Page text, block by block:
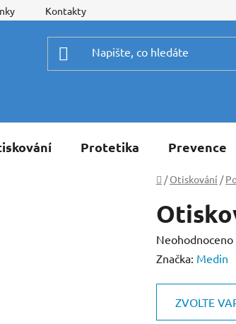
Kontakty
Protetika Prevence
Domů
/ Otiskování /
Průměrné
hodnocení
Neohodnoceno
Značka: Medin
ZVOLTE